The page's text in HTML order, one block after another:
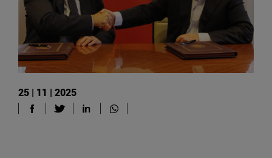
25 | 11 | 2025